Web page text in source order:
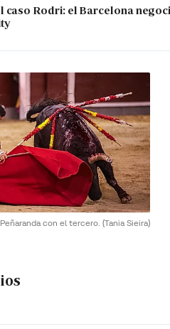
caso Rodri: el Barcelona
con el tercero. (Tania Sieira)